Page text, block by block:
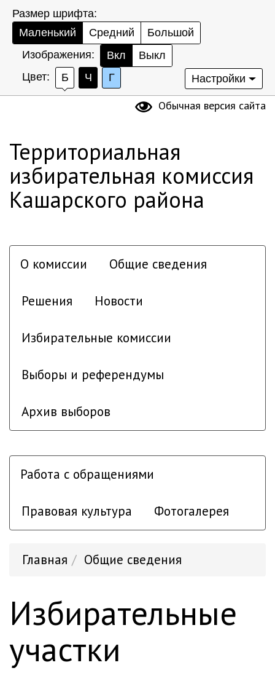
Размер шрифта:
Маленький
Средний
Большой
Изображения:
Вкл
Выкл
Цвет:
Б Ч Г Настройки
Обычная версия сайта
Территориальная
избирательная комиссия
Кашарского района
О комиссии Общие сведения
Решения Новости
Избирательные комиссии
Выборы и референдумы
Архив выборов
Работа с обращениями
Правовая культура Фотогалерея
Главная Общие сведения
Избирательные
участки